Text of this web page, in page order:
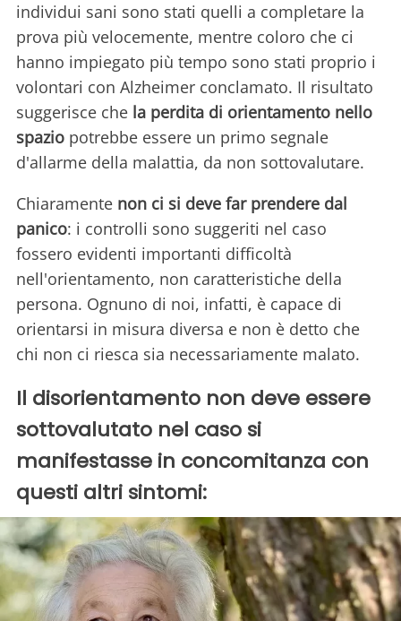
individui sani sono stati quelli a completare la
prova più velocemente, mentre coloro che ci
hanno impiegato più tempo sono stati proprio i
volontari con Alzheimer conclamato. Il risultato
suggerisce che la perdita di orientamento nello
spazio potrebbe essere un primo segnale
d'allarme della malattia, da non sottovalutare.
Chiaramente non ci si deve far prendere dal
panico: i controlli sono suggeriti nel caso
fossero evidenti importanti difficoltà
nell'orientamento, non caratteristiche della
persona. Ognuno di noi, infatti, è capace di
orientarsi in misura diversa e non è detto che
chi non ci riesca sia necessariamente malato.
Il disorientamento non deve essere
sottovalutato nel caso si
manifestasse in concomitanza con
questi altri sintomi: